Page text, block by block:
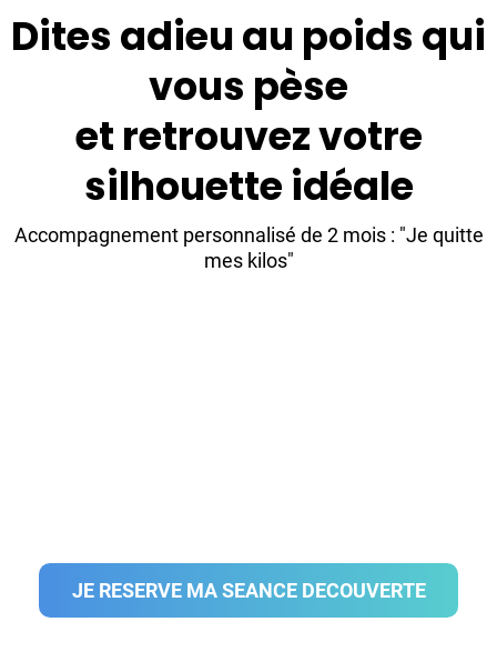
Dites adieu au poids qui
vous pèse
et retrouvez votre
silhouette idéale
Accompagnement personnalisé de 2 mois : "Je quitte
mes kilos"
JE RESERVE MA SEANCE DECOUVERTE